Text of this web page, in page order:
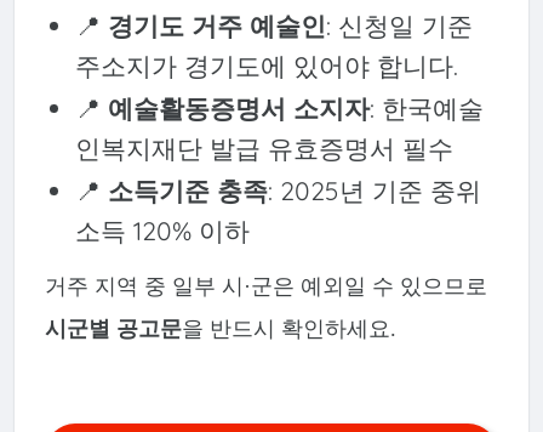
📍 경기도 거주 예술인: 신청일 기준
주소지가 경기도에 있어야 합니다.
📍 예술활동증명서 소지자: 한국예술
인복지재단 발급 유효증명서 필수
📍 소득기준 충족: 2025년 기준 중위
소득 120% 이하
거주 지역 중 일부 시·군은 예외일 수 있으므로
시군별 공고문을 반드시 확인하세요.